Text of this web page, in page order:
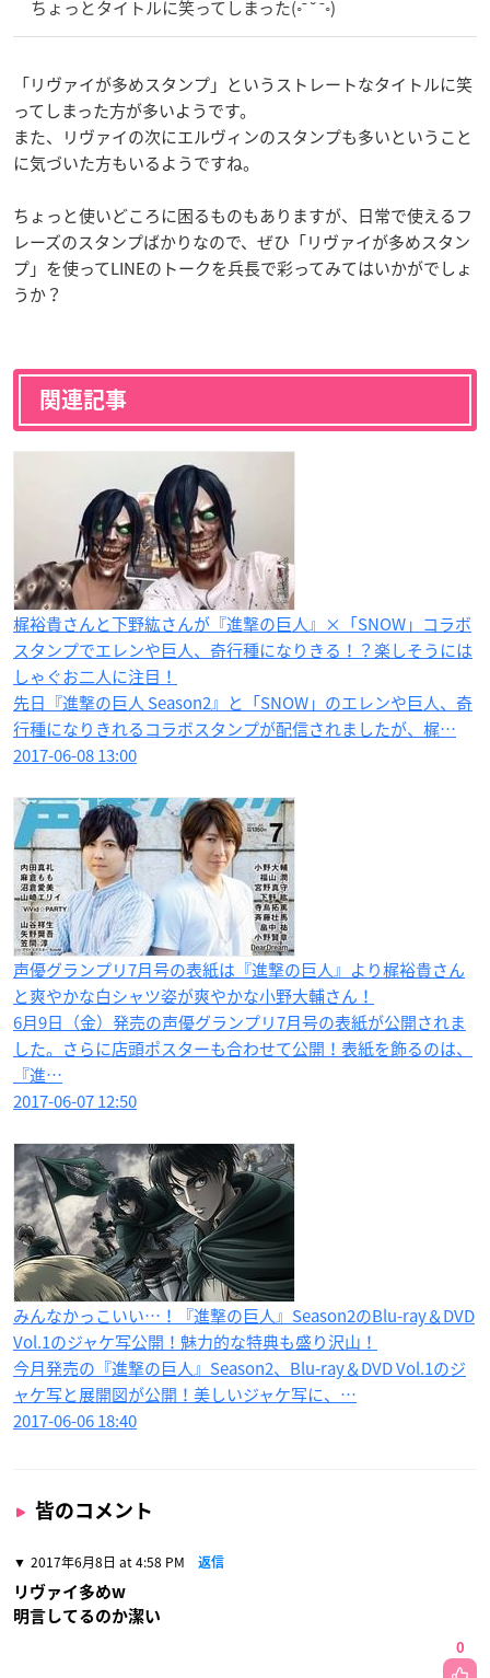
ちょっとタイトルに笑ってしまった(◦ˉ ˘ ˉ◦)
「リヴァイが多めスタンプ」というストレートなタイトルに笑
ってしまった方が多いようです。
また、リヴァイの次にエルヴィンのスタンプも多いということ
に気づいた方もいるようですね。
ちょっと使いどころに困るものもありますが、日常で使えるフ
レーズのスタンプばかりなので、ぜひ「リヴァイが多めスタン
プ」を使ってLINEのトークを兵長で彩ってみてはいかがでしょ
うか？
関連記事
梶裕貴さんと下野紘さんが『進撃の巨人』×「SNOW」コラボ
スタンプでエレンや巨人、奇行種になりきる！？楽しそうには
しゃぐお二人に注目！
先日『進撃の巨人 Season2』と「SNOW」のエレンや巨人、奇
行種になりきれるコラボスタンプが配信されましたが、梶…
2017-06-08 13:00
声優グランプリ7月号の表紙は『進撃の巨人』より梶裕貴さん
と爽やかな白シャツ姿が爽やかな小野大輔さん！
6月9日（金）発売の声優グランプリ7月号の表紙が公開されま
した。さらに店頭ポスターも合わせて公開！表紙を飾るのは、
『進…
2017-06-07 12:50
みんなかっこいい…！『進撃の巨人』Season2のBlu-ray＆DVD
Vol.1のジャケ写公開！魅力的な特典も盛り沢山！
今月発売の『進撃の巨人』Season2、Blu-ray＆DVD Vol.1のジ
ャケ写と展開図が公開！美しいジャケ写に、…
2017-06-06 18:40
皆のコメント
2017年6月8日 at 4:58 PM 返信
リヴァイ多めw
明言してるのか潔い
0